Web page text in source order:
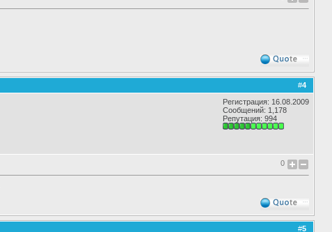
#4
Регистрация: 16.08.2009
Сообщений: 1,178
Репутация: 994
0
#5